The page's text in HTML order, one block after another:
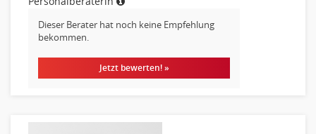
Dieser Berater hat noch keine Empfehlung
bekommen.
Jetzt bewerten! »